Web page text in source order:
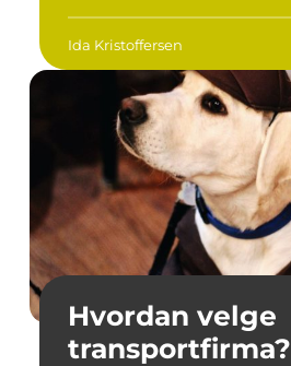
Ida Kristoffersen
Hvordan velge
transportfirma?